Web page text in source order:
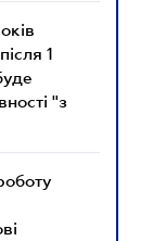
1
"з